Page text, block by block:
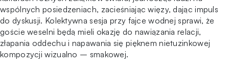
wspólnych posiedzeniach, zacieśniając więzy, dając impuls
do dyskusji. Kolektywna sesja przy fajce wodnej sprawi, że
goście weselni będą mieli okazję do nawiązania relacji,
złapania oddechu i napawania się pięknem nietuzinkowej
kompozycji wizualno – smakowej.